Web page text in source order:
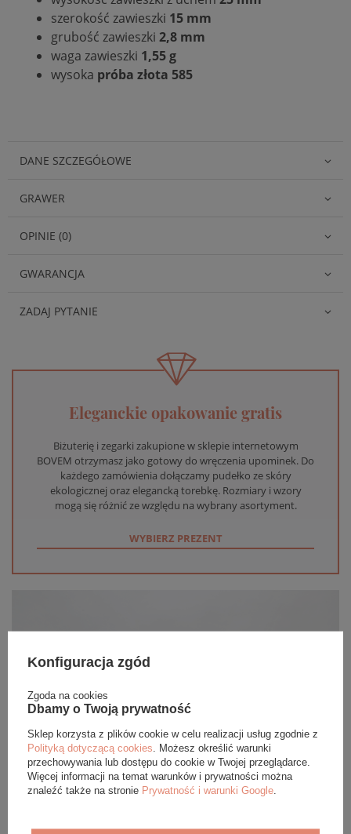
szerokość zawieszki 15 mm
grubość zawieszki 2,8 mm
waga zawieszki 1,55 g
wysoka próba złota 585
DANE SZCZEGÓŁOWE
GRAWER
OPINIE (0)
GWARANCJA
ZADAJ PYTANIE
Eleganckie opakowanie gratis
Biżuterię i zegarki zakupione w sklepie internetowym
BOVEM otrzymasz jako gotowy do wręczenia upominek. Do
każdego zamówienia dołączamy pudełko ze skóry
ekologicznej oraz elegancką torebkę. Rozmiary i wzory
mogą się różnić ze względu na wybrany asortyment.
WYBIERZ PREZENT
Konfiguracja zgód
Zgoda na cookies
Dbamy o Twoją prywatność
Sklep korzysta z plików cookie w celu realizacji usług zgodnie z
Polityką dotyczącą cookies . Możesz określić warunki
przechowywania lub dostępu do cookie w Twojej przeglądarce.
Więcej informacji na temat warunków i prywatności można
znaleźć także na stronie Prywatność i warunki Google